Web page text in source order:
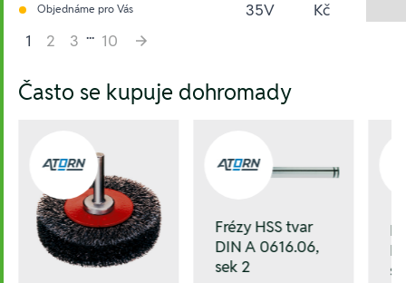
Objednáme pro Vás
35V
Kč
1
2 3 ... 10
Často se kupuje dohromady
Frézy HSS tvar
DIN A 0616.06,
sek 2